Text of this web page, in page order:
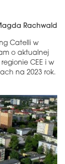
Rachwald
Catelli w
o aktualnej
CEE i w
na 2023 rok.